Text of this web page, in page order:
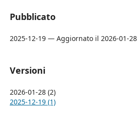
Pubblicato
2025-12-19 — Aggiornato il 2026-01-28
Versioni
2026-01-28 (2)
2025-12-19 (1)